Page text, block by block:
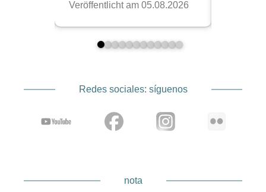
Redes sociales: síguenos
nota